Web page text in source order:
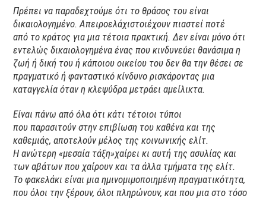
Πρέπει να παραδεχτούμε ότι το θράσος του είναι
δικαιολογημένο. Απειροελάχιστοιέχουν πιαστεί ποτέ
από το κράτος για μια τέτοια πρακτική. Δεν είναι μόνο ότι
εντελώς δικαιολογημένα ένας που κινδυνεύει θανάσιμα η
ζωή ή δική του ή κάποιου οικείου του δεν θα την θέσει σε
πραγματικό ή φανταστικό κίνδυνο ρισκάροντας μια
καταγγελία όταν η κλεψύδρα μετράει αμείλικτα.
Είναι πάνω από όλα ότι κάτι τέτοιοι τύποι
που παρασιτούν στην επιβίωση του καθένα και της
καθεμιάς, αποτελούν μέλος της κοινωνικής ελίτ.
Η ανώτερη «μεσαία τάξη»χαίρει κι αυτή της ασυλίας και
των αβάτων που χαίρουν και τα άλλα τμήματα της ελίτ.
Το φακελάκι είναι μια ημινομιμοποιημένη πραγματικότητα,
που όλοι την ξέρουν, όλοι πληρώνουν, και που μια στο τόσο